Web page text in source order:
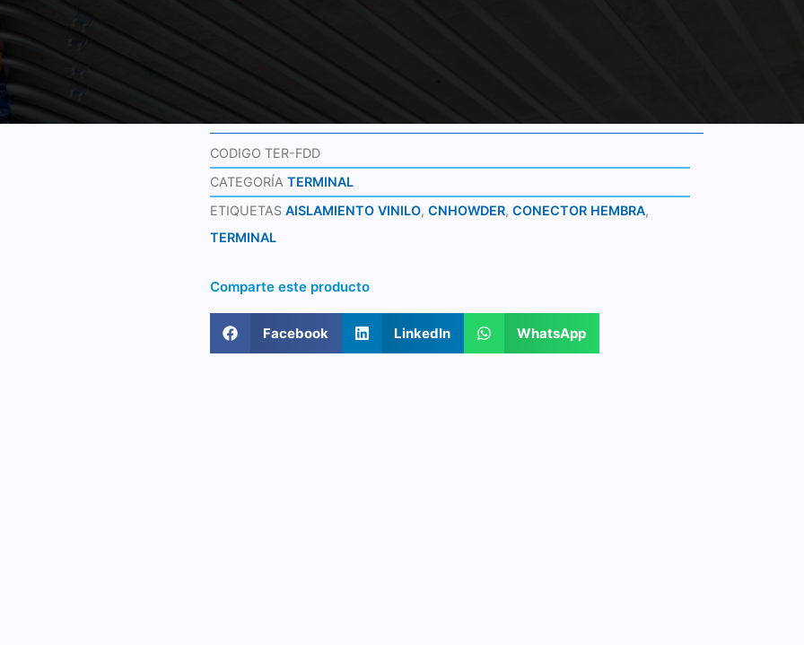
CODIGO TER-FDD
CATEGORÍA TERMINAL
ETIQUETAS AISLAMIENTO VINILO, CNHOWDER, CONECTOR HEMBRA,
TERMINAL
Comparte este producto
Facebook LinkedIn WhatsApp